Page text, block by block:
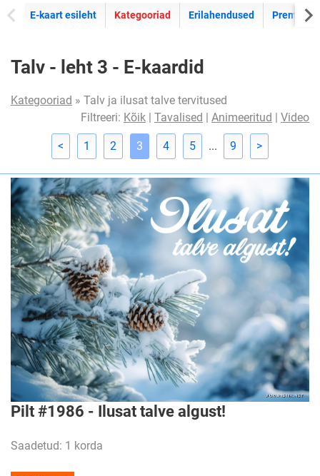
E-kaart esileht E-kaartide
Kategooriad Erilahendused Premium
Talv - leht 3 - E-kaardid
Kategooriad » Talv ja ilusat talve tervitused
Filtreeri: Kõik | Tavalised | Animeeritud | Video
< 1 2 3 4 5 ... 9 >
Pilt #1986 - Ilusat talve algust!
Saadetud: 1 korda